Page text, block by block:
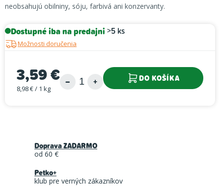
neobsahujú obilniny, sóju, farbivá ani konzervanty.
Dostupné iba na predajni >5 ks
Možnosti doručenia
3,59 €
Jednotková cena:
8,98 € / 1 kg
DO KOŠÍKA
Doprava ZADARMO
od 60 €
Petko+
klub pre verných zákazníkov